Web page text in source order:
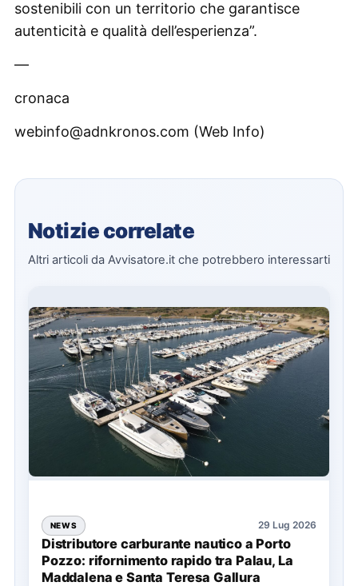
sostenibili con un territorio che garantisce
autenticità e qualità dell’esperienza”.
—
cronaca
webinfo@adnkronos.com (Web Info)
Notizie correlate
Altri articoli da Avvisatore.it che potrebbero interessarti
NEWS 29 Lug 2026
Distributore carburante nautico a Porto
Pozzo: rifornimento rapido tra Palau, La
Maddalena e Santa Teresa Gallura